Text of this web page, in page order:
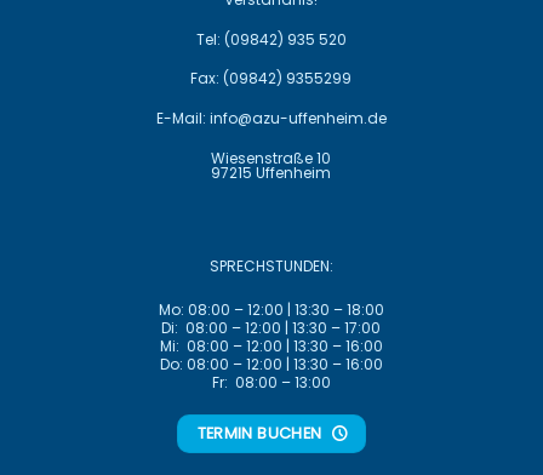
Tel: (09842) 935 520
Fax: (09842) 9355299
E-Mail: info@azu-uffenheim.de
Wiesenstraße 10
97215 Uffenheim
SPRECHSTUNDEN:
Mo: 08:00 – 12:00 | 13:30 – 18:00
Di: 08:00 – 12:00 | 13:30 – 17:00
Mi: 08:00 – 12:00 | 13:30 – 16:00
Do: 08:00 – 12:00 | 13:30 – 16:00
Fr: 08:00 – 13:00
TERMIN BUCHEN